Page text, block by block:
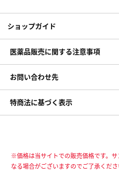
ショップガイド
医薬品販売に関する注意事項
お問い合わせ先
特商法に基づく表示
※価格は当サイトでの販売価格です。
なる場合がございますのでご了承くださ